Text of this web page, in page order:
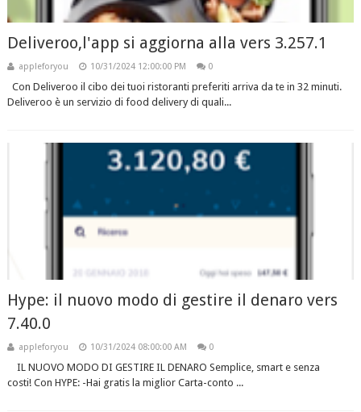
Deliveroo,l'app si aggiorna alla vers 3.257.1
appleforyou 10/31/2024 12:00:00 PM 0
Con Deliveroo il cibo dei tuoi ristoranti preferiti arriva da te in 32 minuti.
Deliveroo è un servizio di food delivery di quali...
Hype: il nuovo modo di gestire il denaro vers
7.40.0
appleforyou 10/31/2024 08:00:00 AM 0
IL NUOVO MODO DI GESTIRE IL DENARO Semplice, smart e senza
costi! Con HYPE: -Hai gratis la miglior Carta-conto ...